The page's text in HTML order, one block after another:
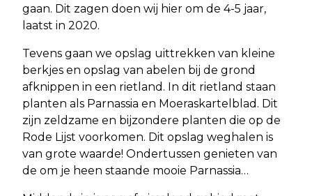
gaan. Dit zagen doen wij hier om de 4-5 jaar,
laatst in 2020.
Tevens gaan we opslag uittrekken van kleine
berkjes en opslag van abelen bij de grond
afknippen in een rietland. In dit rietland staan
planten als Parnassia en Moeraskartelblad. Dit
zijn zeldzame en bijzondere planten die op de
Rode Lijst voorkomen. Dit opslag weghalen is
van grote waarde! Ondertussen genieten van
de om je heen staande mooie Parnassia…